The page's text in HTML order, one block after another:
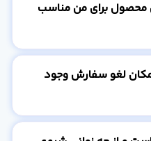
برای من مناسب
لغو سفارش وجود